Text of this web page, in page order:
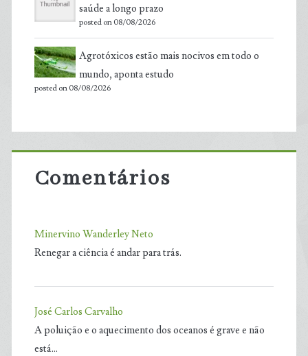
saúde a longo prazo
posted on 08/08/2026
Agrotóxicos estão mais nocivos em todo o
mundo, aponta estudo
posted on 08/08/2026
Comentários
Minervino Wanderley Neto
Renegar a ciência é andar para trás.
José Carlos Carvalho
A poluição e o aquecimento dos oceanos é grave e não
está…